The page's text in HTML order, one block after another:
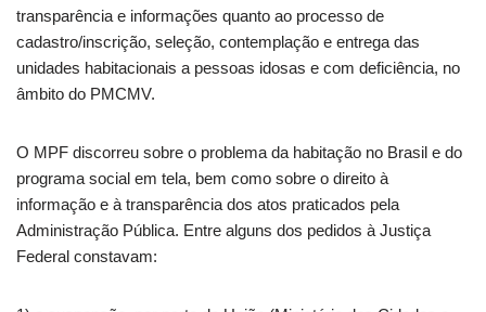
transparência e informações quanto ao processo de
cadastro/inscrição, seleção, contemplação e entrega das
unidades habitacionais a pessoas idosas e com deficiência, no
âmbito do PMCMV.
O MPF discorreu sobre o problema da habitação no Brasil e do
programa social em tela, bem como sobre o direito à
informação e à transparência dos atos praticados pela
Administração Pública. Entre alguns dos pedidos à Justiça
Federal constavam: